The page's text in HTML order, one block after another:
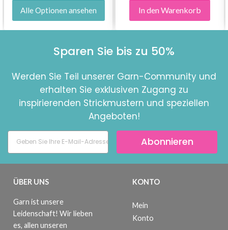
Alle Optionen ansehen In den Warenkorb
Sparen Sie bis zu 50%
Werden Sie Teil unserer Garn-Community und
erhalten Sie exklusiven Zugang zu
inspirierenden Strickmustern und speziellen
Angeboten!
Abonnieren
ÜBER UNS
Garn ist unsere
Leidenschaft! Wir lieben
es, allen unseren
KONTO
Mein
Konto